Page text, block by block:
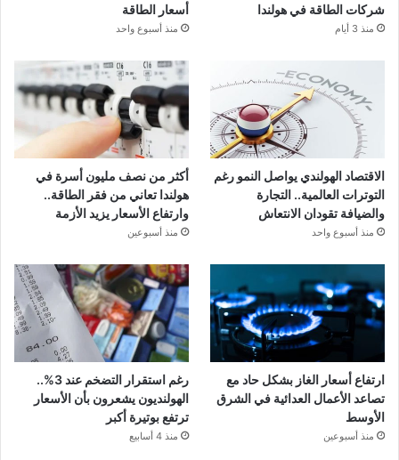
شركات الطاقة في هولندا
منذ 3 أيام
أسعار الطاقة
منذ أسبوع واحد
الاقتصاد الهولندي يواصل النمو رغم
التوترات العالمية.. التجارة
والضيافة تقودان الانتعاش
منذ أسبوع واحد
أكثر من نصف مليون أسرة في
هولندا تعاني من فقر الطاقة..
وارتفاع الأسعار يزيد الأزمة
منذ أسبوعين
ارتفاع أسعار الغاز بشكل حاد مع
تصاعد الأعمال العدائية في الشرق
الأوسط
منذ أسبوعين
رغم استقرار التضخم عند 3%..
الهولنديون يشعرون بأن الأسعار
ترتفع بوتيرة أكبر
منذ 4 أسابيع